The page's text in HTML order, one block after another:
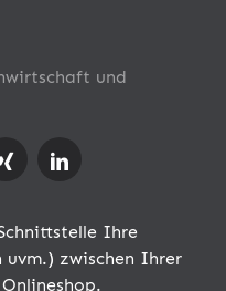
und
Ihre
zwischen Ihrer